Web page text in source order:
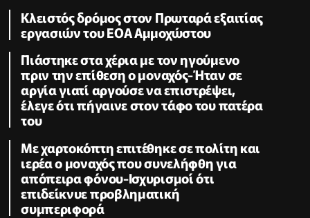
Κλειστός δρόμος στον Πρωταρά εξαιτίας
εργασιών του ΕΟΑ Αμμοχώστου
Πιάστηκε στα χέρια με τον ηγούμενο
πριν την επίθεση ο μοναχός-Ήταν σε
αργία γιατί αργούσε να επιστρέψει,
έλεγε ότι πήγαινε στον τάφο του πατέρα
του
Με χαρτοκόπτη επιτέθηκε σε πολίτη και
ιερέα ο μοναχός που συνελήφθη για
απόπειρα φόνου-Ισχυρισμοί ότι
επιδείκνυε προβληματική
συμπεριφορά